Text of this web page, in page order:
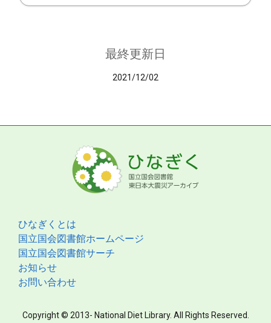
最終更新日
2021/12/02
ひなぎくとは
国立国会図書館ホームページ
国立国会図書館サーチ
お知らせ
お問い合わせ
Copyright © 2013- National Diet Library. All Rights Reserved.